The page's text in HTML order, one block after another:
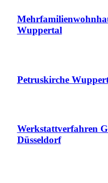
Wuppertal
Petruskirche
Werkstattverfahren
Düsseldorf